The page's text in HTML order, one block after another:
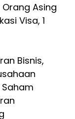
Asing
Visa, 1
Bisnis,